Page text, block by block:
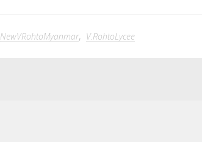
NewVRohtoMyanmar, V.RohtoLycee